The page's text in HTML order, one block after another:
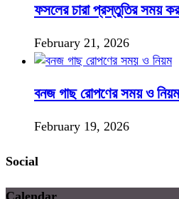
ফসলের চারা প্রস্তুতির সময়
February 21, 2026
বনজ গাছ রোপণের সময় ও নিয়ম
February 19, 2026
Social
Calendar